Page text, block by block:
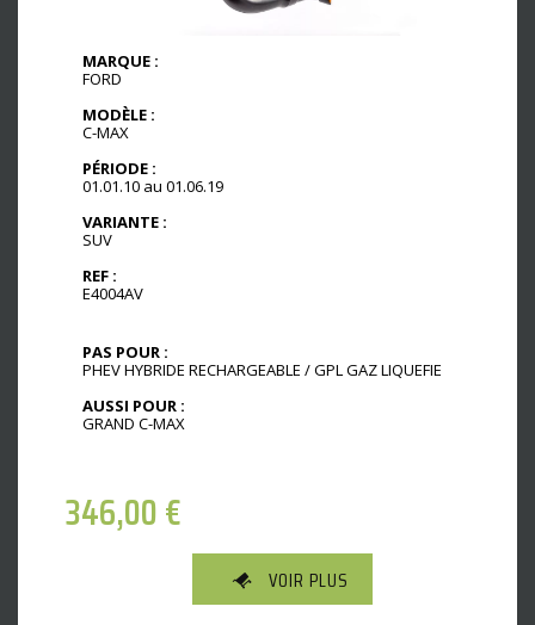
MARQUE :
FORD
MODÈLE :
C-MAX
PÉRIODE :
01.01.10 au 01.06.19
VARIANTE :
SUV
REF :
E4004AV
PAS POUR :
PHEV HYBRIDE RECHARGEABLE / GPL GAZ LIQUEFIE
AUSSI POUR :
GRAND C-MAX
346,00€
VOIR PLUS